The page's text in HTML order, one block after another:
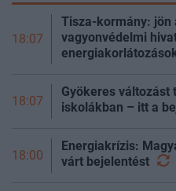
18:07
Tisza-kormány: jön
vagyonvédelmi
18:07
Gyökeres változást
iskolákban – itt a
18:00
Energiakrízis:
várt bejelentést